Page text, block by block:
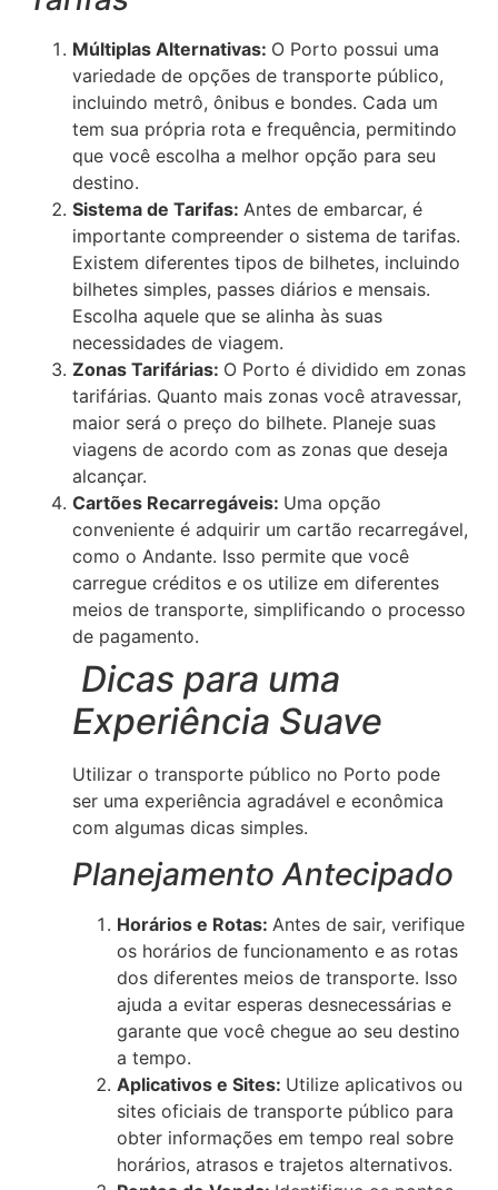
Múltiplas Alternativas: O Porto possui uma
variedade de opções de transporte público,
incluindo metrô, ônibus e bondes. Cada um
tem sua própria rota e frequência, permitindo
que você escolha a melhor opção para seu
destino.
Sistema de Tarifas: Antes de embarcar, é
importante compreender o sistema de tarifas.
Existem diferentes tipos de bilhetes, incluindo
bilhetes simples, passes diários e mensais.
Escolha aquele que se alinha às suas
necessidades de viagem.
Zonas Tarifárias: O Porto é dividido em zonas
tarifárias. Quanto mais zonas você atravessar,
maior será o preço do bilhete. Planeje suas
viagens de acordo com as zonas que deseja
alcançar.
Cartões Recarregáveis: Uma opção
conveniente é adquirir um cartão recarregável,
como o Andante. Isso permite que você
carregue créditos e os utilize em diferentes
meios de transporte, simplificando o processo
de pagamento.
Dicas para uma
Experiência Suave
Utilizar o transporte público no Porto pode
ser uma experiência agradável e econômica
com algumas dicas simples.
Planejamento Antecipado
Horários e Rotas: Antes de sair, verifique
os horários de funcionamento e as rotas
dos diferentes meios de transporte. Isso
ajuda a evitar esperas desnecessárias e
garante que você chegue ao seu destino
a tempo.
Aplicativos e Sites: Utilize aplicativos ou
sites oficiais de transporte público para
obter informações em tempo real sobre
horários, atrasos e trajetos alternativos.